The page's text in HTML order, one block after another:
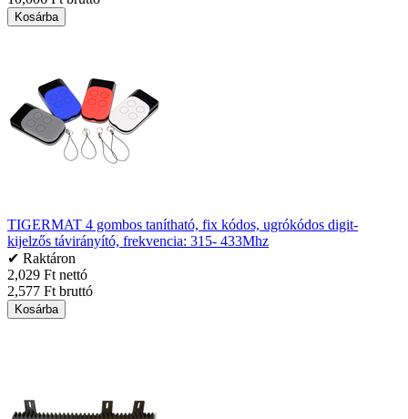
Kosárba
TIGERMAT 4 gombos tanítható, fix kódos, ugrókódos digit-
kijelzős távirányító, frekvencia: 315- 433Mhz
✔ Raktáron
2,029 Ft nettó
2,577 Ft bruttó
Kosárba